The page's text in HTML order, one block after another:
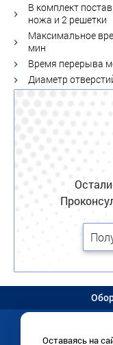
Оставаясь на
В комплект
ножа и 2 решетки
Максимальное
мин
Время перерыва
Диаметр